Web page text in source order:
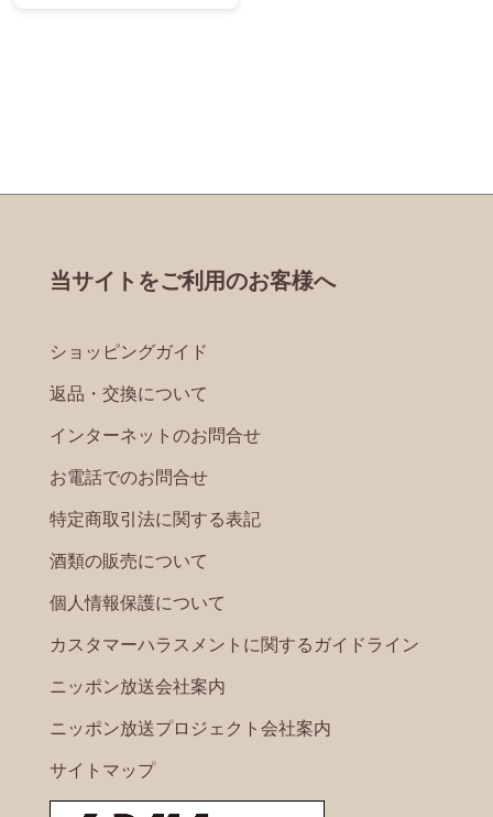
当サイトをご利用のお客様へ
ショッピングガイド
返品・交換について
インターネットのお問合せ
お電話でのお問合せ
特定商取引法に関する表記
酒類の販売について
個人情報保護について
カスタマーハラスメントに関するガイドライン
ニッポン放送会社案内
ニッポン放送プロジェクト会社案内
サイトマップ